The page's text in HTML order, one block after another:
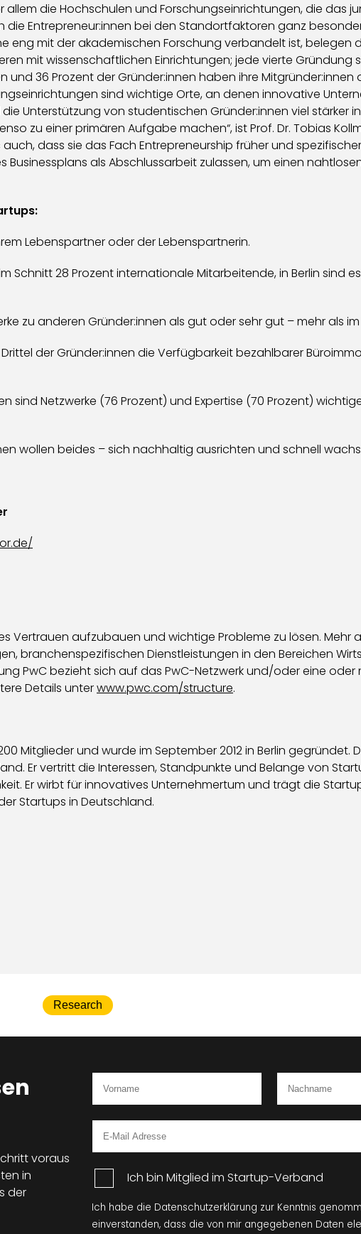
die Hochschulen und Forschungseinrichtungen, die das
die Entrepreneur:innen bei den Standortfaktoren ganz
eng mit der akademischen Forschung verbandelt ist, belegen
mit wissenschaftlichen Einrichtungen; jede vierte Gründung
36 Prozent der Gründer:innen haben ihre Mitgründer:innen
sind wichtige Orte, an denen innovative
Unterstützung von studentischen Gründer:innen viel stärker in
zu einer primären Aufgabe machen“, ist Prof. Dr. Tobias
dass sie das Fach Entrepreneurship früher und
als Abschlussarbeit zulassen, um einen
Lebenspartner oder der Lebenspartnerin.
Schnitt 28 Prozent internationale Mitarbeitende, in Berlin sind
zu anderen Gründer:innen als gut oder sehr gut – mehr als
der Gründer:innen die Verfügbarkeit bezahlbarer
sind Netzwerke (76 Prozent) und Expertise (70 Prozent)
wollen beides – sich nachhaltig ausrichten und schnell
Vertrauen aufzubauen und wichtige Probleme zu lösen. Mehr
branchenspezifischen Dienstleistungen in den Bereichen
PwC bezieht sich auf das PwC-Netzwerk und/oder eine oder
Details unterwww.pwc.com/structure.
Mitglieder und wurde im September 2012 in Berlin gegründet.
Er vertritt die Interessen, Standpunkte und Belange von
Er wirbt für innovatives Unternehmertum und trägt die
Startups in Deutschland.
Research
voraus
in
der
Ich bin Mitglied im Startup-Verband
Ich habe die Datenschutzerklärung zur Kenntnis
einverstanden, dass die von mir angegebenen Daten